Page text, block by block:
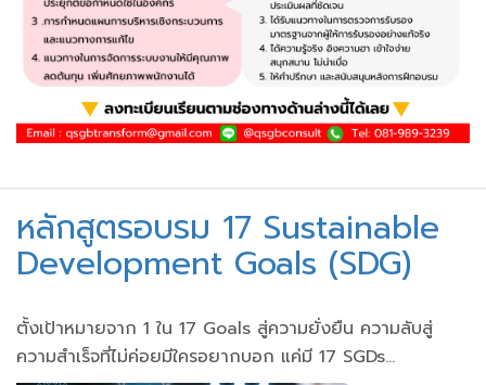
หลักสูตรอบรม 17 Sustainable
Development Goals (SDG)
ตั้งเป้าหมายจาก 1 ใน 17 Goals สู่ความยั่งยืน ความลับสู่
ความสำเร็จที่ไม่ค่อยมีใครอยากบอก แค่มี 17 SGDs...